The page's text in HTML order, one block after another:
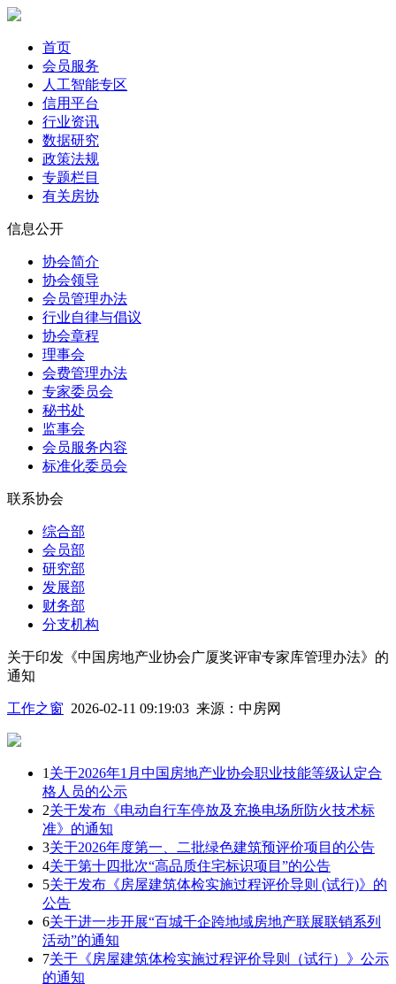
首页
会员服务
人工智能专区
信用平台
行业资讯
数据研究
政策法规
专题栏目
有关房协
信息公开
协会简介
协会领导
会员管理办法
行业自律与倡议
协会章程
理事会
会费管理办法
专家委员会
秘书处
监事会
会员服务内容
标准化委员会
联系协会
综合部
会员部
研究部
发展部
财务部
分支机构
关于印发《中国房地产业协会广厦奖评审专家库管理办法》的
通知
工作之窗 2026-02-11 09:19:03 来源： 中房网
1 关于2026年1月中国房地产业协会职业技能等级认定合
格人员的公示
2关于发布《电动自行车停放及充换电场所防火技术标
准》的通知
3关于2026年度第一、二批绿色建筑预评价项目的公告
4关于第十四批次“高品质住宅标识项目”的公告
5关于发布《房屋建筑体检实施过程评价导则 (试行)》的
公告
6关于进一步开展“百城千企跨地域房地产联展联销系列
活动”的通知
7关于《房屋建筑体检实施过程评价导则（试行）》公示
的通知